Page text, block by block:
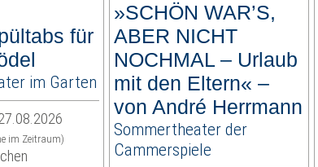
für
im Garten
im Zeitraum)
»SCHÖN WAR’S,
ABER NICHT
NOCHMAL – Urlaub
mit den Eltern« –
von André Herrmann
Sommertheater der
Cammerspiele